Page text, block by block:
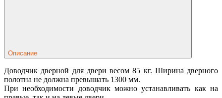
Описание
Доводчик дверной для двери весом 85 кг. Ширина дверного
полотна не должна превышать 1300 мм.
При необходимости доводчик можно устанавливать как на